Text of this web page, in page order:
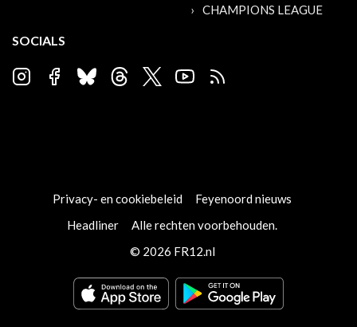
CHAMPIONS LEAGUE
SOCIALS
Privacy- en cookiebeleid
Feyenoord nieuws
Headliner
Alle rechten voorbehouden.
© 2026 FR12.nl